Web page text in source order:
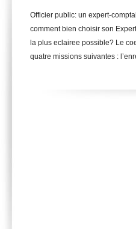
Officier public: un expert-
comment bien choisir son
la plus eclairee possible? Le
quatre missions suivantes :